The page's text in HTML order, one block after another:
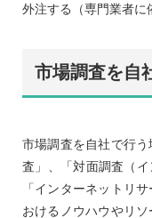
外注する（専門業者に
市場調査を自
市場調査を自社で行
査」、「対面調査（イ
「インターネットリ
おけるノウハウやリ